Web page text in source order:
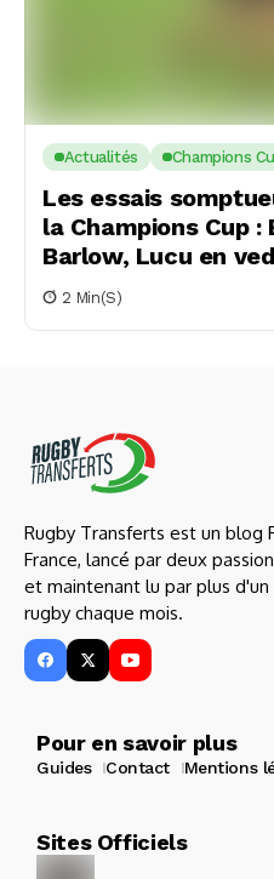
Actualités Champions
Les essais
la Champions Cup :
Barlow, Lucu en
2 Min(s)
Rugby Transferts est un blog
France, lancé par deux
et maintenant lu par plus
rugby chaque mois.
Pour en savoir plus
Guides Contact Mentions
Sites Officiels